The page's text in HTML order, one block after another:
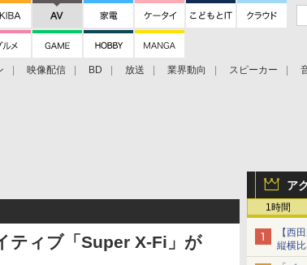
映像配信 BD 放送 業界動向 スピーカー
ア
1時間
【西
縦横
サム
ティブ「Super X-Fi」が